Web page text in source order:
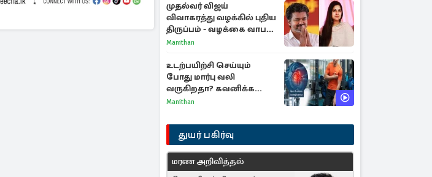
முதல்வர் விஜய்
விவாகரத்து வழக்கில் புதிய
திருப்பம் - வழக்கை வாபஸ்
பெற்ற சங்கீதா!
Manithan
உடற்பயிற்சி செய்யும்
போது மார்பு வலி
வருகிறதா? கவனிக்க
வேண்டிய எச்சரிக்கை
Manithan
துயர் பகிர்வு
மரண அறிவித்தல்